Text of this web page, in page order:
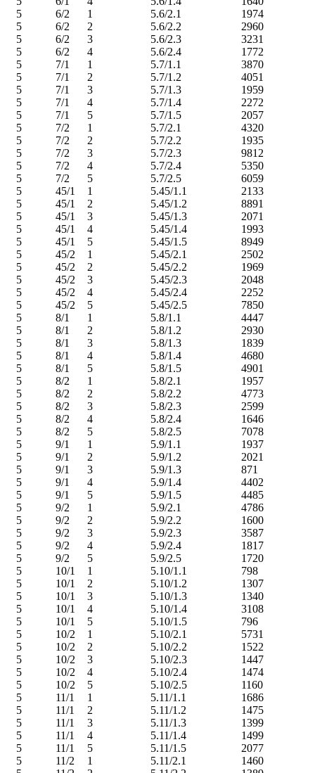
5
6/2 1 5.6/2.1
1974
5
6/2 2 5.6/2.2
2960
5
6/2 3 5.6/2.3
3231
5
6/2 4 5.6/2.4
1772
5
7/1 1 5.7/1.1
3870
5
7/1 2 5.7/1.2
4051
5
7/1 3 5.7/1.3
1959
5
7/1 4 5.7/1.4
2272
5
7/1 5 5.7/1.5
2057
5
7/2 1 5.7/2.1
4320
5
7/2 2 5.7/2.2
1935
5
7/2 3 5.7/2.3
9812
5
7/2 4 5.7/2.4
5350
5
7/2 5 5.7/2.5
6059
5
45/1 1 5.45/1.1
2133
5
45/1 2 5.45/1.2
8891
5
45/1 3 5.45/1.3
2071
5
45/1 4 5.45/1.4
1993
5
45/1 5 5.45/1.5
8949
5
45/2 1 5.45/2.1
2502
5
45/2 2 5.45/2.2
1969
5
45/2 3 5.45/2.3
2048
5
45/2 4 5.45/2.4
2252
5
45/2 5 5.45/2.5
7850
5
8/1 1 5.8/1.1
4447
5
8/1 2 5.8/1.2
2930
5
8/1 3 5.8/1.3
1839
5
8/1 4 5.8/1.4
4680
5
8/1 5 5.8/1.5
4901
5
8/2 1 5.8/2.1
1957
5
8/2 2 5.8/2.2
4773
5
8/2 3 5.8/2.3
2599
5
8/2 4 5.8/2.4
1646
5
8/2 5 5.8/2.5
7078
5
9/1 1 5.9/1.1
1937
5
9/1 2 5.9/1.2
2021
5
9/1 3 5.9/1.3
871
5
9/1 4 5.9/1.4
4402
5
9/1 5 5.9/1.5
4485
5
9/2 1 5.9/2.1
4786
5
9/2 2 5.9/2.2
1600
5
9/2 3 5.9/2.3
3587
5
9/2 4 5.9/2.4
1817
5
9/2 5 5.9/2.5
1720
5
10/1 1 5.10/1.1
798
5
10/1 2 5.10/1.2
1307
5
10/1 3 5.10/1.3
1340
5
10/1 4 5.10/1.4
3108
5
10/1 5 5.10/1.5
796
5
10/2 1 5.10/2.1
5731
5
10/2 2 5.10/2.2
1522
5
10/2 3 5.10/2.3
1447
5
10/2 4 5.10/2.4
1474
5
10/2 5 5.10/2.5
1160
5
11/1 1 5.11/1.1
1686
5
11/1 2 5.11/1.2
1475
5
11/1 3 5.11/1.3
1399
5
11/1 4 5.11/1.4
1499
5
11/1 5 5.11/1.5
2077
5
11/2 1 5.11/2.1
1460